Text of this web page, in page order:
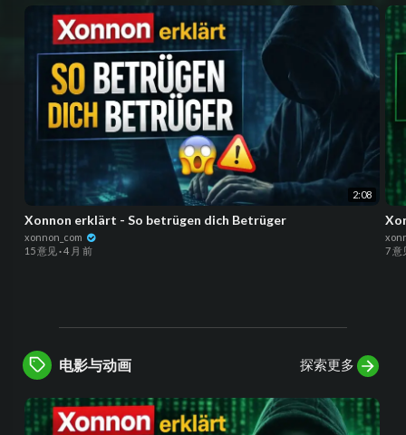
2:08
Xonnon erklärt - So betrügen dich Betrüger
xonnon_com
15 意见 ·4 月 前
7 意
电影与动画 探索更多